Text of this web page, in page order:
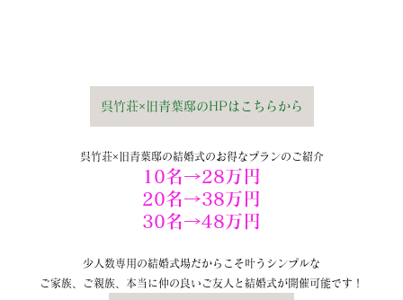
呉竹荘×旧青葉邸のHPはこちらから
呉竹荘×旧青葉邸の結婚式のお得なプランのご紹介
10名→28万円
20名→38万円
30名→48万円
少人数専用の結婚式場だからこそ叶うシンプルな
ご家族、ご親族、本当に仲の良いご友人と結婚式が開催可能です！